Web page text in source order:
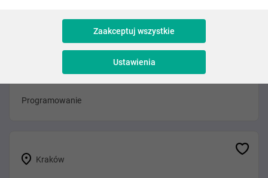
Różne lokalizacje
Front-End Developer (Agentic AI)
Programowanie
Kraków
Zaakceptuj wszystkie
Ustawienia